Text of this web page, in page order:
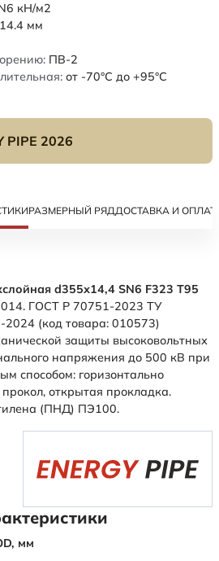
кН/м2
14.4 мм
ПВ-2
от -70°C до +95°C
PIPE 2026
РАЗМЕРНЫЙ РЯДДОСТАВКА И
d355х14,4 SN6 F323 Т95
ГОСТ Р 70751-2023 ТУ
(код товара: 010573)
защиты высоковольтных
напряжения до 500 кВ при
способом: горизонтально
открытая прокладка.
(ПНД) ПЭ100.
мм